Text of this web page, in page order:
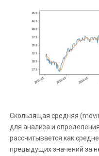
Скользящая средняя
для анализа и
рассчитывается как
предыдущих значений за